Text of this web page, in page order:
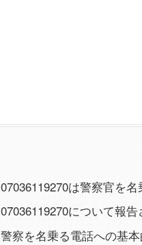
07036119270は警察官を
07036119270について報
警察を名乗る電話への基